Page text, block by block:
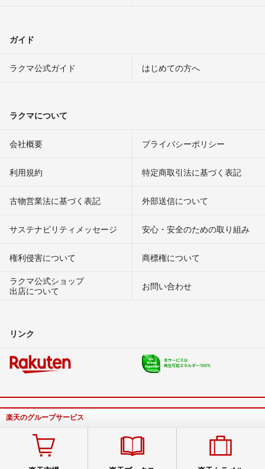
ガイド
ラクマ公式ガイド はじめての方へ
ラクマについて
会社概要 プライバシーポリシー
利用規約 特定商取引法に基づく表記
古物営業法に基づく表記 外部送信について
サステナビリティメッセージ 安心・安全のための取り組み
権利侵害について
商標権について
ラクマ公式ショップ
出店について
お問い合わせ
リンク
楽天のグループサービス